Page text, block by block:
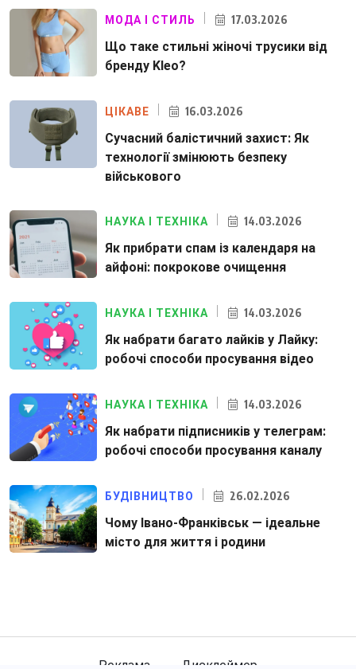
МОДА І СТИЛЬ 17.03.2026
Що таке стильні жіночі трусики від
бренду Kleo?
ЦІКАВЕ 16.03.2026
Сучасний балістичний захист: Як
технології змінюють безпеку
військового
НАУКА І ТЕХНІКА 14.03.2026
Як прибрати спам із календаря на
айфоні: покрокове очищення
НАУКА І ТЕХНІКА 14.03.2026
Як набрати багато лайків у Лайку:
робочі способи просування відео
НАУКА І ТЕХНІКА 14.03.2026
Як набрати підписників у телеграм:
робочі способи просування каналу
БУДІВНИЦТВО 26.02.2026
Чому Івано-Франківськ — ідеальне
місто для життя і родини
Реклама Дисклеймер